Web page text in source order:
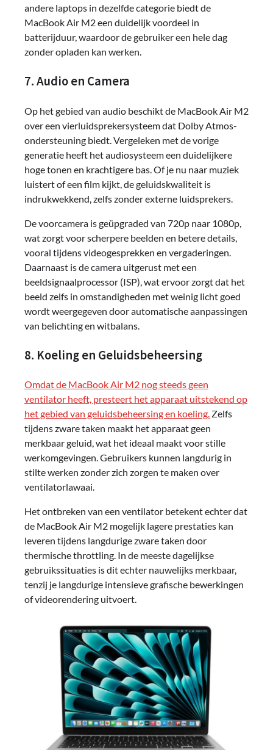
andere laptops in dezelfde categorie biedt de
MacBook Air M2 een duidelijk voordeel in
batterijduur, waardoor de gebruiker een hele dag
zonder opladen kan werken.
7. Audio en Camera
Op het gebied van audio beschikt de MacBook Air M2
over een vierluidsprekersysteem dat Dolby Atmos-
ondersteuning biedt. Vergeleken met de vorige
generatie heeft het audiosysteem een duidelijkere
hoge tonen en krachtigere bas. Of je nu naar muziek
luistert of een film kijkt, de geluidskwaliteit is
indrukwekkend, zelfs zonder externe luidsprekers.
De voorcamera is geüpgraded van 720p naar 1080p,
wat zorgt voor scherpere beelden en betere details,
vooral tijdens videogesprekken en vergaderingen.
Daarnaast is de camera uitgerust met een
beeldsignaalprocessor (ISP), wat ervoor zorgt dat het
beeld zelfs in omstandigheden met weinig licht goed
wordt weergegeven door automatische aanpassingen
van belichting en witbalans.
8. Koeling en Geluidsbeheersing
Omdat de MacBook Air M2 nog steeds geen
ventilator heeft, presteert het apparaat uitstekend op
het gebied van geluidsbeheersing en koeling. Zelfs
tijdens zware taken maakt het apparaat geen
merkbaar geluid, wat het ideaal maakt voor stille
werkomgevingen. Gebruikers kunnen langdurig in
stilte werken zonder zich zorgen te maken over
ventilatorlawaai.
Het ontbreken van een ventilator betekent echter dat
de MacBook Air M2 mogelijk lagere prestaties kan
leveren tijdens langdurige zware taken door
thermische throttling. In de meeste dagelijkse
gebruikssituaties is dit echter nauwelijks merkbaar,
tenzij je langdurige intensieve grafische bewerkingen
of videorendering uitvoert.